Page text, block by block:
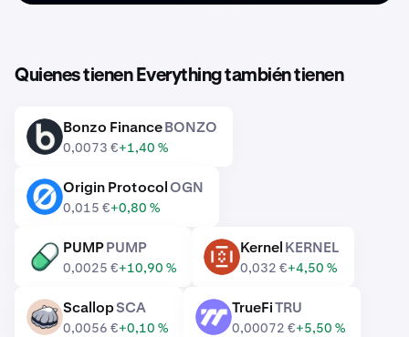
Quienes tienen Everything también tienen
BONZO Bonzo FinanceBONZO
0,0073 €+1,40 %
OGN Origin ProtocolOGN
0,015 €+0,80 %
PUMP PUMPPUMP
0,0025 €+10,90 %
KERNEL KernelKERNEL
0,032 €+4,50 %
SCA ScallopSCA
0,0056 €+0,10 %
TRU TrueFiTRU
0,00072 €+5,50 %